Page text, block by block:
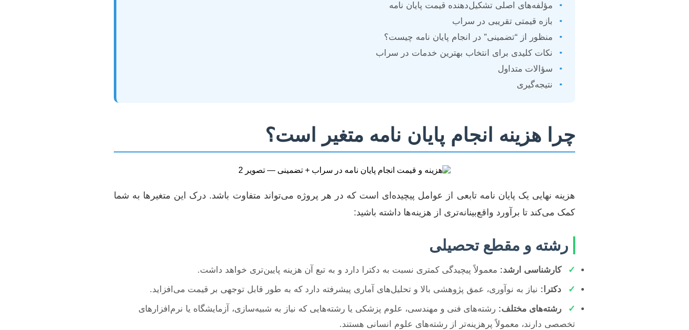
•
مؤلفه‌های اصلی تشکیل‌دهنده قیمت پایان نامه
•
بازه قیمتی تقریبی در سراب
•
منظور از “تضمینی” در انجام پایان نامه چیست؟
•
نکات کلیدی برای انتخاب بهترین خدمات در سراب
•
سؤالات متداول
•
نتیجه‌گیری
چرا هزینه انجام پایان نامه متغیر است؟
هزینه نهایی یک پایان نامه تابعی از عوامل پیچیده‌ای است که در هر پروژه می‌تواند متفاوت باشد. درک این متغیرها به شما
کمک می‌کند تا برآورد واقع‌بینانه‌تری از هزینه‌ها داشته باشید:
رشته و مقطع تحصیلی
✓ کارشناسی ارشد: معمولاً پیچیدگی کمتری نسبت به دکترا دارد و به تبع آن هزینه پایین‌تری خواهد داشت.
✓
دکترا: نیاز به نوآوری، عمق پژوهشی بالا و تحلیل‌های آماری پیشرفته دارد که به طور قابل توجهی بر قیمت می‌افزاید.
✓
رشته‌های مختلف: رشته‌های فنی و مهندسی، علوم پزشکی یا رشته‌هایی که نیاز به شبیه‌سازی، آزمایشگاه یا نرم‌افزارهای
تخصصی دارند، معمولاً پرهزینه‌تر از رشته‌های علوم انسانی هستند.